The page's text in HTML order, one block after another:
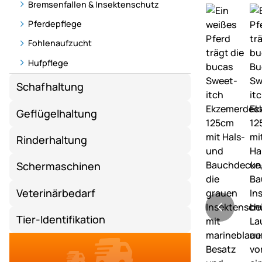
Bremsenfallen & Insektenschutz
Pferdepflege
Fohlenaufzucht
Hufpflege
Schafhaltung
Geflügelhaltung
Rinderhaltung
Schermaschinen
Veterinärbedarf
Tier-Identifikation